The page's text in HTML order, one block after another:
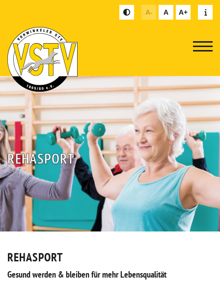
A- A A+
REHASPORT
REHASPORT
Gesund werden & bleiben für mehr Lebensqualität